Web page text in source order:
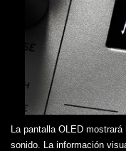
La pantalla OLED
sonido. La información